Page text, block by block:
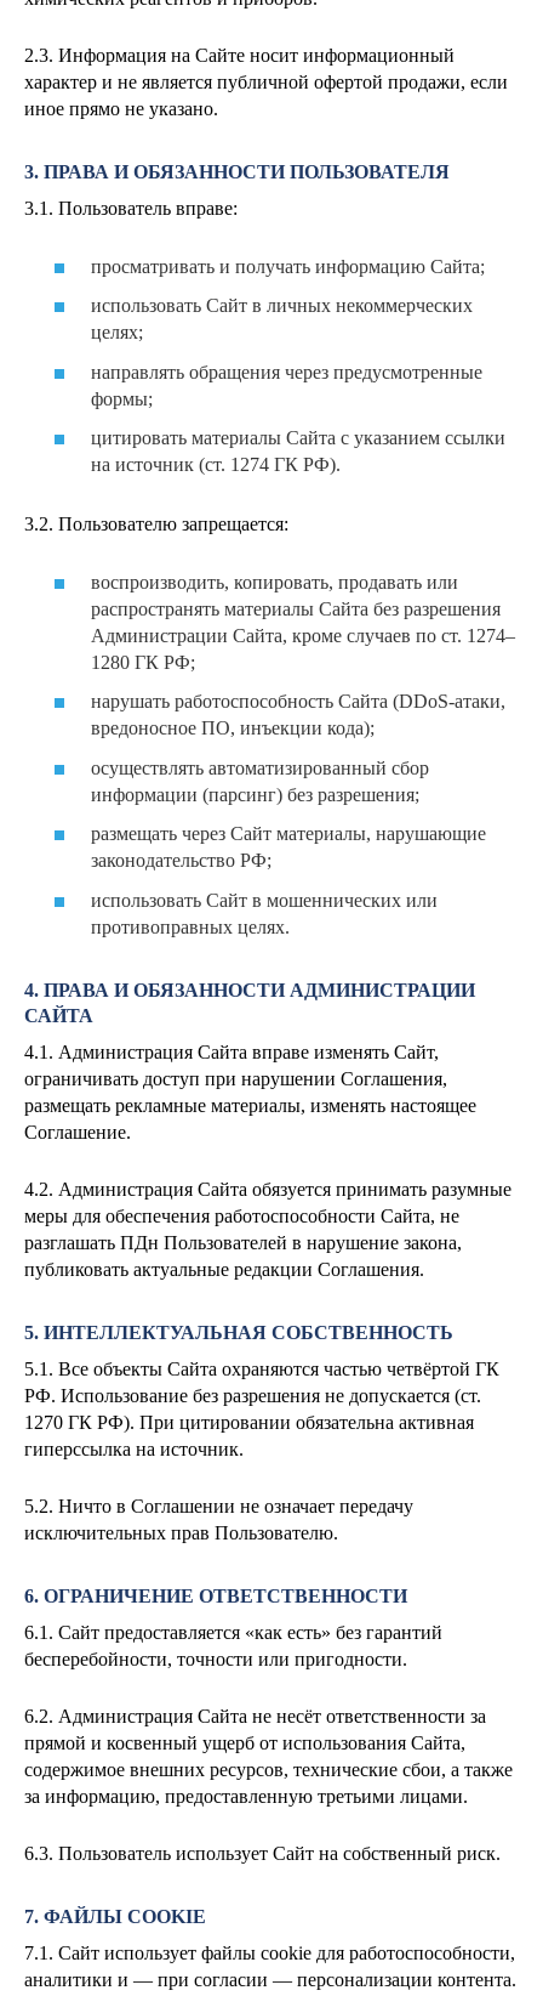
2.3. Информация на Сайте носит информационный
характер и не является публичной офертой продажи, если
иное прямо не указано.
3. ПРАВА И ОБЯЗАННОСТИ ПОЛЬЗОВАТЕЛЯ
3.1. Пользователь вправе:
просматривать и получать информацию Сайта;
использовать Сайт в личных некоммерческих
целях;
направлять обращения через предусмотренные
формы;
цитировать материалы Сайта с указанием ссылки
на источник (ст. 1274 ГК РФ).
3.2. Пользователю запрещается:
воспроизводить, копировать, продавать или
распространять материалы Сайта без разрешения
Администрации Сайта, кроме случаев по ст. 1274–
1280 ГК РФ;
нарушать работоспособность Сайта (DDoS-атаки,
вредоносное ПО, инъекции кода);
осуществлять автоматизированный сбор
информации (парсинг) без разрешения;
размещать через Сайт материалы, нарушающие
законодательство РФ;
использовать Сайт в мошеннических или
противоправных целях.
4. ПРАВА И ОБЯЗАННОСТИ АДМИНИСТРАЦИИ
САЙТА
4.1. Администрация Сайта вправе изменять Сайт,
ограничивать доступ при нарушении Соглашения,
размещать рекламные материалы, изменять настоящее
Соглашение.
4.2. Администрация Сайта обязуется принимать разумные
меры для обеспечения работоспособности Сайта, не
разглашать ПДн Пользователей в нарушение закона,
публиковать актуальные редакции Соглашения.
5. ИНТЕЛЛЕКТУАЛЬНАЯ СОБСТВЕННОСТЬ
5.1. Все объекты Сайта охраняются частью четвёртой ГК
РФ. Использование без разрешения не допускается (ст.
1270 ГК РФ). При цитировании обязательна активная
гиперссылка на источник.
5.2. Ничто в Соглашении не означает передачу
исключительных прав Пользователю.
6. ОГРАНИЧЕНИЕ ОТВЕТСТВЕННОСТИ
6.1. Сайт предоставляется «как есть» без гарантий
бесперебойности, точности или пригодности.
6.2. Администрация Сайта не несёт ответственности за
прямой и косвенный ущерб от использования Сайта,
содержимое внешних ресурсов, технические сбои, а также
за информацию, предоставленную третьими лицами.
6.3. Пользователь использует Сайт на собственный риск.
7. ФАЙЛЫ COOKIE
7.1. Сайт использует файлы cookie для работоспособности,
аналитики и — при согласии — персонализации контента.